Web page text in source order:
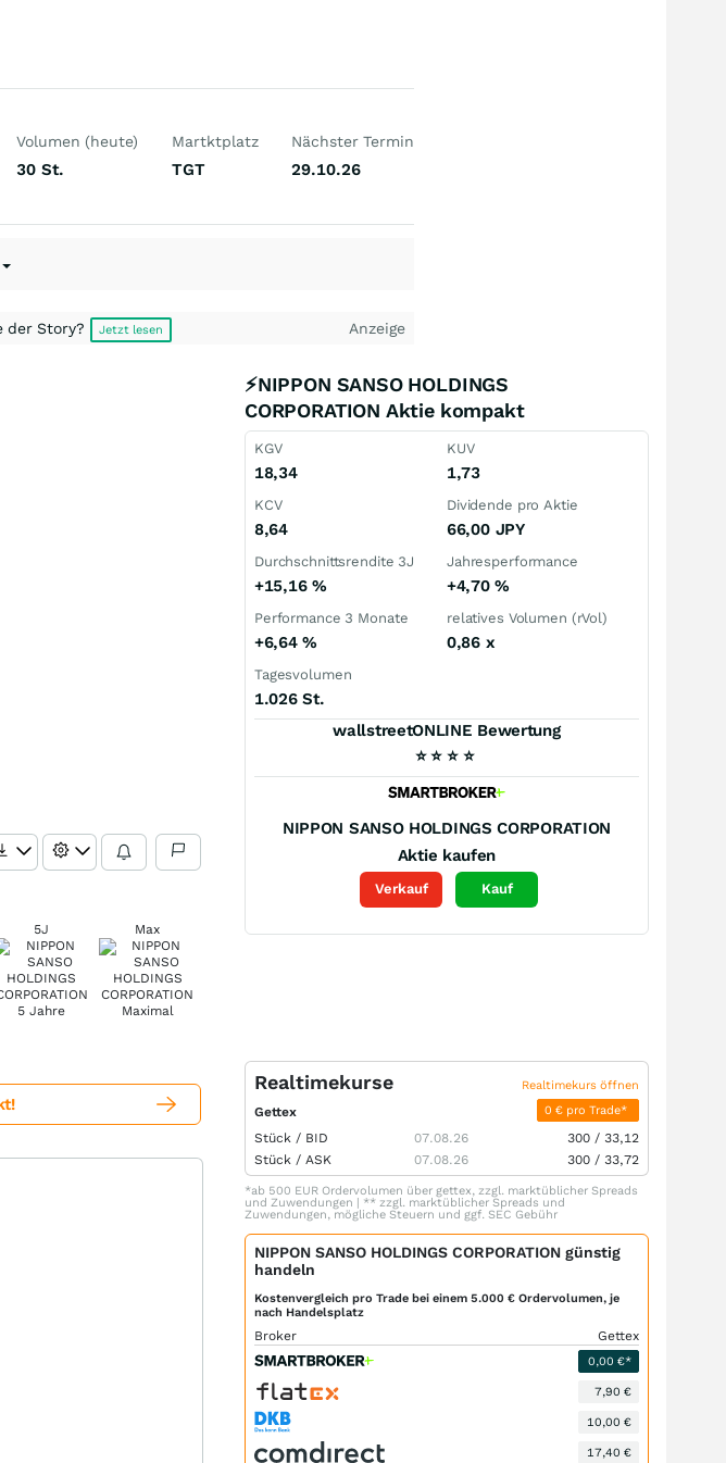
Volumen (heute)
30 St.
Martktplatz
TGT
Nächster Termin
29.10.26
der Story? Jetzt lesen Anzeige
5J Max
⚡NIPPON SANSO HOLDINGS
CORPORATION Aktie kompakt
KGV
18,34
KUV
1,73
KCV
8,64
Dividende pro Aktie
66,00 JPY
Durchschnittsrendite 3J
+15,16 %
Jahresperformance
+4,70%
Performance 3 Monate
+6,64%
relatives Volumen (rVol)
0,86 x
Tagesvolumen
1.026 St.
wallstreetONLINE Bewertung
⭐ ⭐ ⭐ ⭐
NIPPON SANSO HOLDINGS CORPORATION
Aktie kaufen
Verkauf Kauf
Realtimekurse Realtimekurs öffnen
Gettex 0 € pro Trade*
Stück / BID 07.08.26 300 / 33,12
Stück / ASK 07.08.26 300 / 33,72
*ab 500 EUR Ordervolumen über gettex, zzgl. marktüblicher Spreads
und Zuwendungen | ** zzgl. marktüblicher Spreads und
Zuwendungen, mögliche Steuern und ggf. SEC Gebühr
NIPPON SANSO HOLDINGS CORPORATION günstig
handeln
Kostenvergleich pro Trade bei einem 5.000 € Ordervolumen, je
nach Handelsplatz
Broker Gettex
0,00 €*
7,90 €
10,00 €
17,40 €